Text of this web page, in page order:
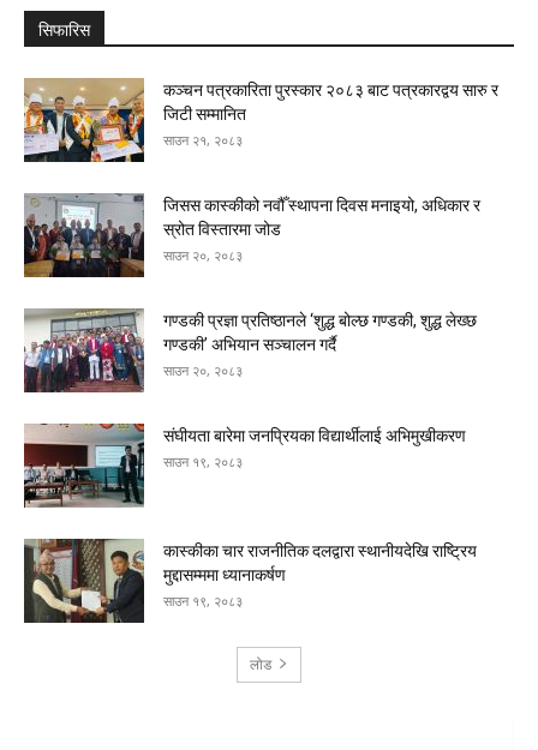
सिफारिस
कञ्चन पत्रकारिता पुरस्कार २०८३ बाट पत्रकारद्वय सारु र
जिटी सम्मानित
साउन २१, २०८३
जिसस कास्कीको नवौँ स्थापना दिवस मनाइयो, अधिकार र
स्रोत विस्तारमा जोड
साउन २०, २०८३
गण्डकी प्रज्ञा प्रतिष्ठानले ‘शुद्ध बोल्छ गण्डकी, शुद्ध लेख्छ
गण्डकी’ अभियान सञ्चालन गर्दै
साउन २०, २०८३
संघीयता बारेमा जनप्रियका विद्यार्थीलाई अभिमुखीकरण
साउन १९, २०८३
कास्कीका चार राजनीतिक दलद्वारा स्थानीयदेखि राष्ट्रिय
मुद्दासम्ममा ध्यानाकर्षण
साउन १९, २०८३
लोड